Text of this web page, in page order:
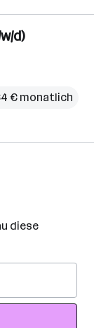
d)
€ monatlich
diese